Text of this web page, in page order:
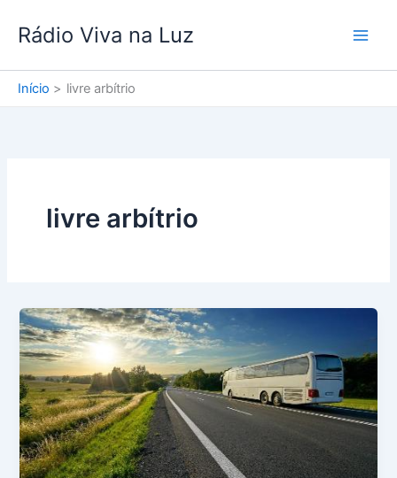
para
conteúdo
Rádio Viva na Luz
Início livre arbítrio
livre arbítrio